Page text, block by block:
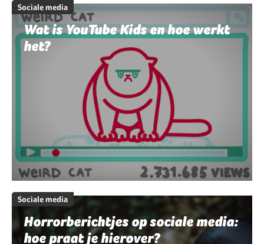
Sociale media
Wat is YouTube Kids en hoe werkt
het?
Sociale media
Horrorberichtjes op sociale media:
hoe praat je hierover?